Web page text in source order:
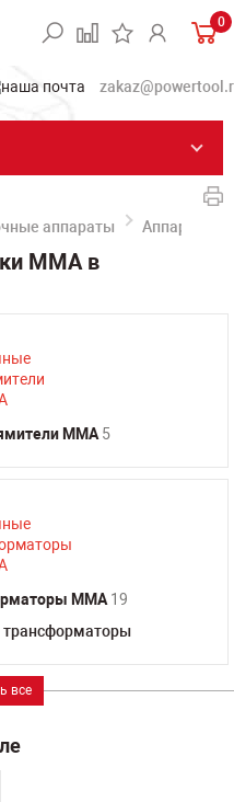
0
аппараты Аппараты
MMA в
MMA 5
MMA 19
все